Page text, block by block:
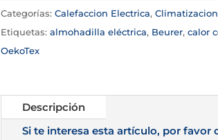
Categorías: Calefaccion Electrica, Climatizacion
Etiquetas: almohadilla eléctrica, Beurer, calor
OekoTex
Descripción
Si te interesa esta artículo, por favor